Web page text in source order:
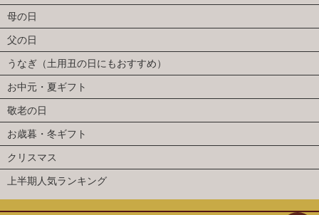
母の日
父の日
うなぎ（土用丑の日にもおすすめ）
お中元・夏ギフト
敬老の日
お歳暮・冬ギフト
クリスマス
上半期人気ランキング